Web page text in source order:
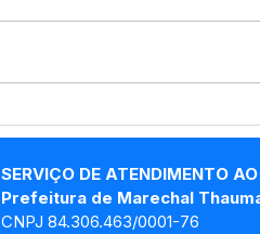
atinge 84,8% em
Selo Prata com gestão
eficiente
SERVIÇO DE ATENDIMENTO
Prefeitura de Marechal
CNPJ 84.306.463/0001-76